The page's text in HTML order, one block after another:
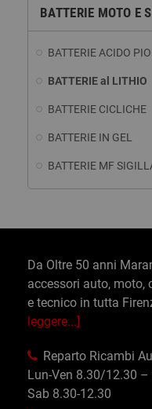
BATTERIE MOTO E
BATTERIE ACIDO
BATTERIE al LITHIO
BATTERIE CICLICHE
BATTERIE IN GEL
BATTERIE MF
Da Oltre 50 anni
accessori auto, moto,
e tecnico in tutta
leggere...]
Reparto Ricambi
Lun-Ven 8.30/12.30
Sab 8.30-12.30